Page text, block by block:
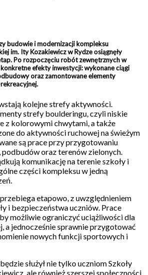
budowie i modernizacji kompleksu
im. Ity Kozakiewicz w Rydze osiągnęły
Po rozpoczęciu robót zewnętrznych w
efekty inwestycji: wykonane ciągi
oraz zamontowane elementy
kolejne strefy aktywności.
strefy boulderingu, czyli niskie
z kolorowymi chwytami, a także
do aktywności ruchowej na świeżym
są prace przy przygotowaniu
podbudów oraz terenów zielonych.
komunikację na terenie szkoły i
części kompleksu w jedną
etapowo, z uwzględnieniem
i bezpieczeństwa uczniów. Prace
możliwie ograniczyć uciążliwości dla
a jednocześnie sprawnie przygotować
nowych funkcji sportowych i
służył nie tylko uczniom Szkoły
ale również szerszej społeczności